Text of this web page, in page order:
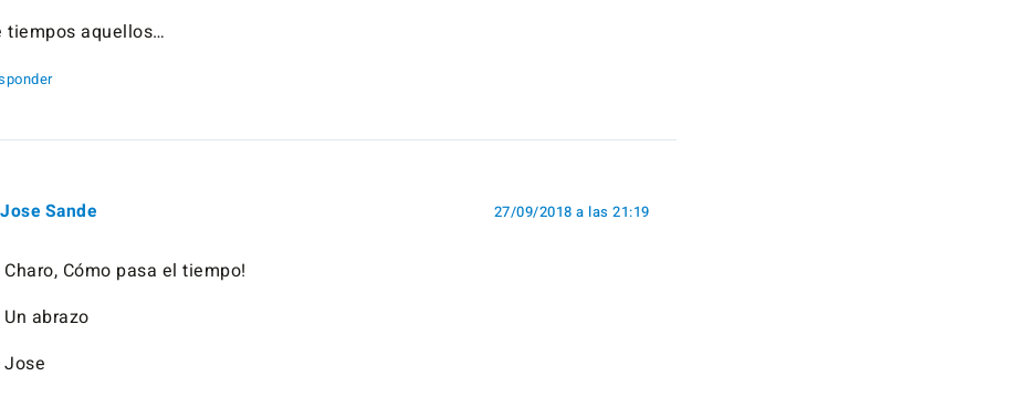
tiempos aquellos…
Jose Sande 27/09/2018 a las 21:19
Charo, Cómo pasa el tiempo!
Un abrazo
Jose